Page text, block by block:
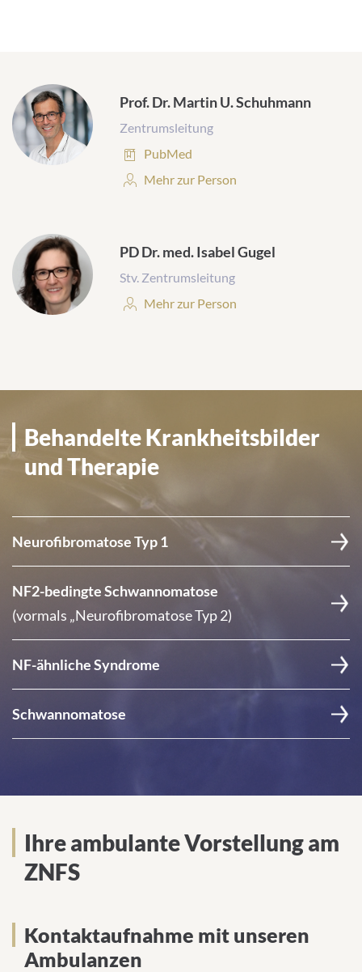
Prof. Dr. Martin U. Schuhmann
Zentrumsleitung
Publikationen:
PubMed
Personenprofil:
Mehr zur Person
PD Dr. med. Isabel Gugel
Stv. Zentrumsleitung
Personenprofil:
Mehr zur Person
Behandelte Krankheitsbilder
und Therapie
Neurofibromatose Typ 1
NF2-bedingte Schwannomatose
(vormals „Neurofibromatose Typ 2)
NF-ähnliche Syndrome
Schwannomatose
Ihre ambulante Vorstellung am
ZNFS
Kontaktaufnahme mit unseren
Ambulanzen